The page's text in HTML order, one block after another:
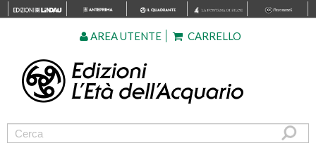
AREA UTENTE CARRELLO